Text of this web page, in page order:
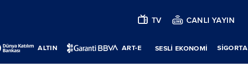
TV CANLI YAYIN
ALTIN ART-E SESLİ EKONOMİ SIGORTA